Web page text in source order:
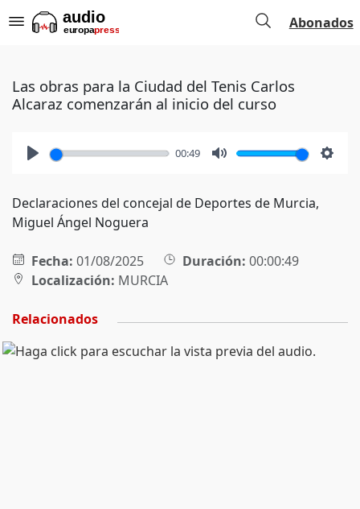
Abonados
Las obras para la Ciudad del Tenis Carlos
Alcaraz comenzarán al inicio del curso
00:49
Declaraciones del concejal de Deportes de Murcia,
Miguel Ángel Noguera
Fecha: 01/08/2025 Duración: 00:00:49
Localización: MURCIA
Relacionados